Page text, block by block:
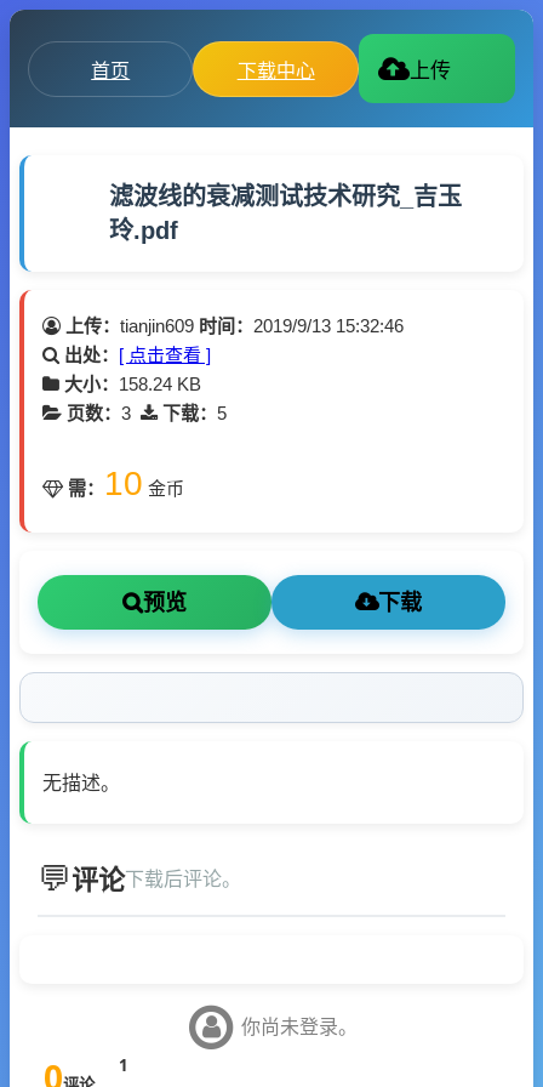
首页 下载中心 上传
滤波线的衰减测试技术研究_吉玉
玲.pdf
上传： tianjin609 时间： 2019/9/13 15:32:46
出处： [ 点击查看 ]
大小： 158.24 KB
页数： 3 下载： 5
需： 10 金币
预览 下载
无描述。
评论下载后评论。
你尚未登录。
0 1